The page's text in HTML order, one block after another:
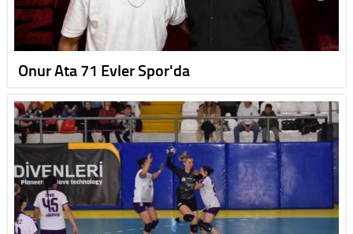
Onur Ata 71 Evler Spor'da